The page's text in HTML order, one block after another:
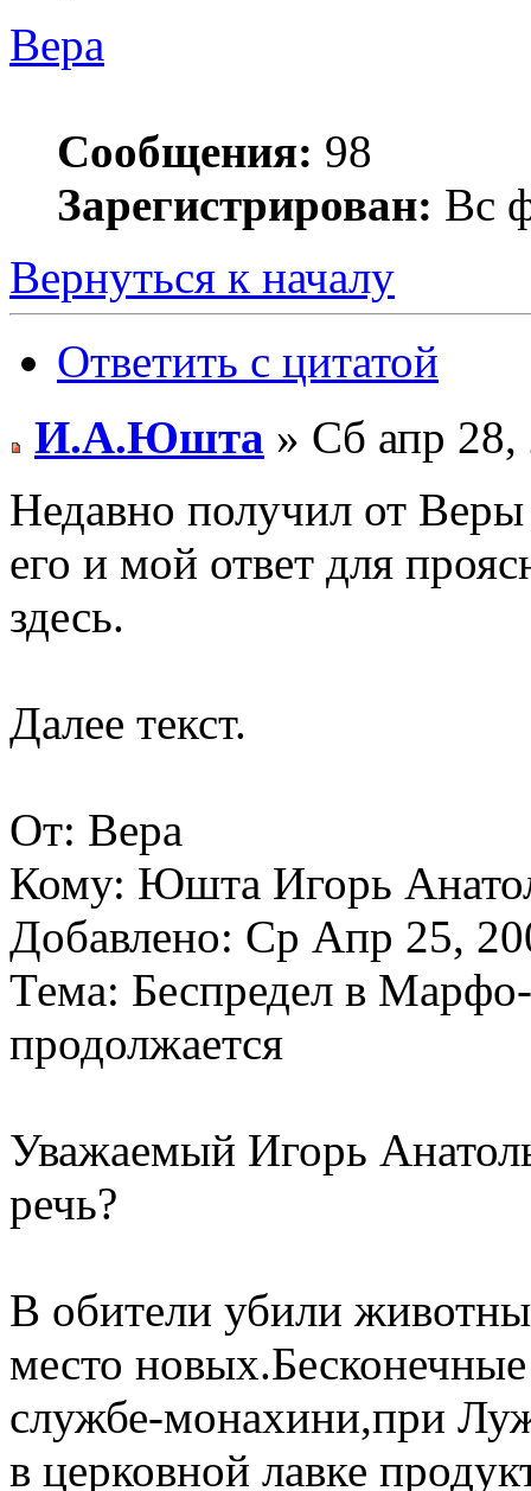
Вера
Сообщения: 98
Зарегистрирован: Вс
Вернуться к началу
Ответить с цитатой
И.А.Юшта » Сб апр 28,
Недавно получил от
его и мой ответ для
здесь.
Далее текст.
От: Вера
Кому: Юшта Игорь
Добавлено: Ср Апр 25,
Тема: Беспредел в
продолжается
Уважаемый Игорь
речь?
В обители убили
место
службе-монахини,при
в церковной лавке